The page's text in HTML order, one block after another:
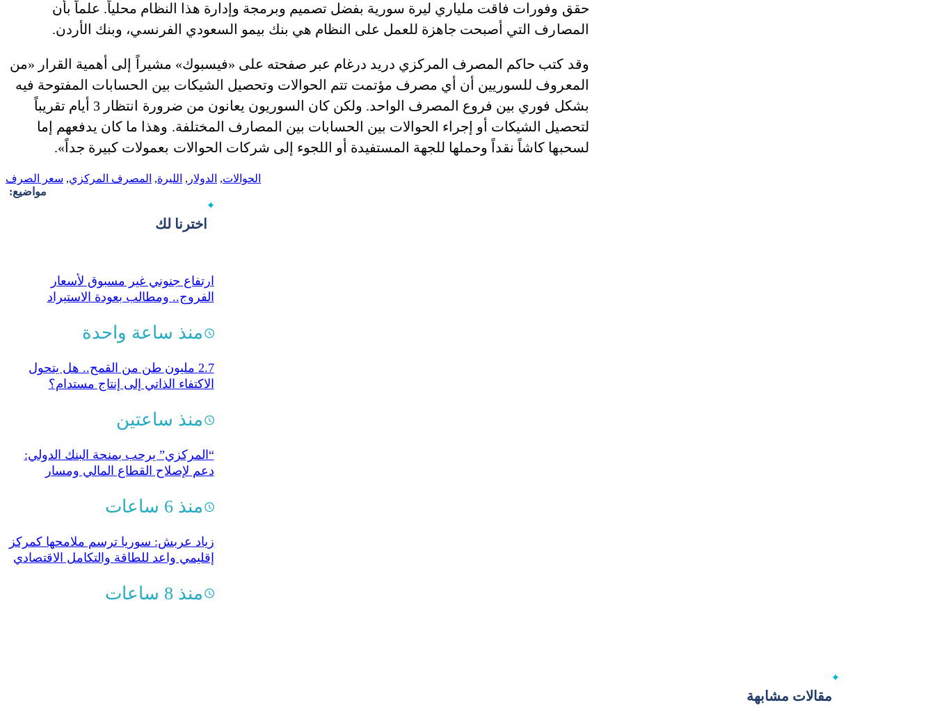
حقق وفورات فاقت ملياري ليرة سورية بفضل تصميم وبرمجة وإدارة هذا النظام محلياً. علماً بأن
المصارف التي أصبحت جاهزة للعمل على النظام هي بنك بيمو السعودي الفرنسي، وبنك الأردن.
وقد كتب حاكم المصرف المركزي دريد درغام عبر صفحته على «فيسبوك» مشيراً إلى أهمية القرار «من
المعروف للسوريين أن أي مصرف مؤتمت تتم الحوالات وتحصيل الشيكات بين الحسابات المفتوحة فيه
بشكل فوري بين فروع المصرف الواحد. ولكن كان السوريون يعانون من ضرورة انتظار 3 أيام تقريباً
لتحصيل الشيكات أو إجراء الحوالات بين الحسابات بين المصارف المختلفة. وهذا ما كان يدفعهم إما
لسحبها كاشاً نقداً وحملها للجهة المستفيدة أو اللجوء إلى شركات الحوالات بعمولات كبيرة جداً».
الحوالات, الدولار , الليرة, المصرف المركزي, سعر الصرف
مواضيع:
اخترنا لك
ارتفاع جنوني غير مسبوق لأسعار
الفروج.. ومطالب بعودة الاستيراد
منذ ساعة واحدة
2.7 مليون طن من القمح.. هل يتحول
الاكتفاء الذاتي إلى إنتاج مستدام؟
منذ ساعتين
“المركزي” يرحب بمنحة البنك الدولي:
دعم لإصلاح القطاع المالي ومسار
منذ 6 ساعات
زياد عربش: سوريا ترسم ملامحها كمركز
إقليمي واعد للطاقة والتكامل الاقتصادي
منذ 8 ساعات
مقالات مشابهة